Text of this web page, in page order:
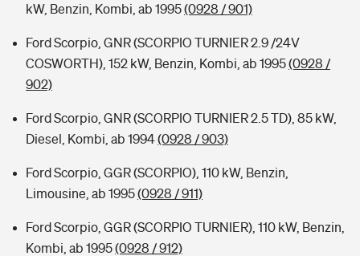
kW, Benzin, Kombi, ab 1995(0928 / 901)
Ford Scorpio, GNR (SCORPIO TURNIER 2.9 /24V
COSWORTH), 152 kW, Benzin, Kombi, ab 1995(0928 /
902)
Ford Scorpio, GNR (SCORPIO TURNIER 2.5 TD), 85 kW,
Diesel, Kombi, ab 1994(0928 / 903)
Ford Scorpio, GGR (SCORPIO), 110 kW, Benzin,
Limousine, ab 1995(0928 / 911)
Ford Scorpio, GGR (SCORPIO TURNIER), 110 kW, Benzin,
Kombi, ab 1995(0928 / 912)